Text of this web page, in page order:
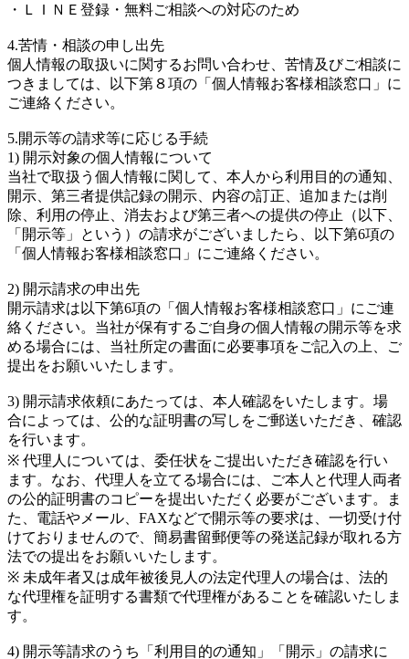
・ＬＩＮＥ登録・無料ご相談への対応のため
4.苦情・相談の申し出先
個人情報の取扱いに関するお問い合わせ、苦情及びご相談に
つきましては、以下第８項の「個人情報お客様相談窓口」に
ご連絡ください。
5.開示等の請求等に応じる手続
1) 開示対象の個人情報について
当社で取扱う個人情報に関して、本人から利用目的の通知、
開示、第三者提供記録の開示、内容の訂正、追加または削
除、利用の停止、消去および第三者への提供の停止（以下、
「開示等」という）の請求がございましたら、以下第6項の
「個人情報お客様相談窓口」にご連絡ください。
2) 開示請求の申出先
開示請求は以下第6項の「個人情報お客様相談窓口」にご連
絡ください。当社が保有するご自身の個人情報の開示等を求
める場合には、当社所定の書面に必要事項をご記入の上、ご
提出をお願いいたします。
3) 開示請求依頼にあたっては、本人確認をいたします。場
合によっては、公的な証明書の写しをご郵送いただき、確認
を行います。
※ 代理人については、委任状をご提出いただき確認を行い
ます。なお、代理人を立てる場合には、ご本人と代理人両者
の公的証明書のコピーを提出いただく必要がございます。ま
た、電話やメール、FAXなどで開示等の要求は、一切受け付
けておりませんので、簡易書留郵便等の発送記録が取れる方
法での提出をお願いいたします。
※ 未成年者又は成年被後見人の法定代理人の場合は、法的
な代理権を証明する書類で代理権があることを確認いたしま
す。
4) 開示等請求のうち「利用目的の通知」「開示」の請求に